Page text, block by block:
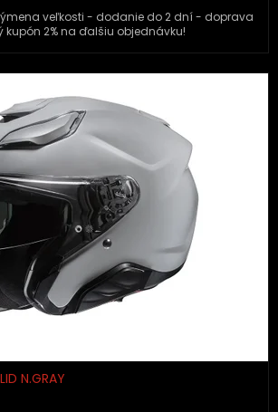
veľkosti - dodanie do 2 dní - doprava
2% na ďalšiu objednávku!
N.GRAY